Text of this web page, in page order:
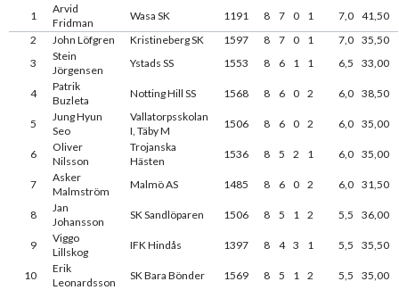
1
Arvid
Fridman
Wasa SK 1191 8 7 0 1 7,0 41,50
2
John Löfgren Kristineberg SK 1597 8 7 0 1 7,0 35,50
3
Stein
Jörgensen
Ystads SS 1553 8 6 1 1 6,5 33,00
4
Patrik
Buzleta
Notting Hill SS 1568 8 6 0 2 6,0 38,50
5
Jung Hyun
Seo
Vallatorpsskolan
I, Täby M
1506 8 6 0 2 6,0 35,00
6
Oliver
Nilsson
Trojanska
Hästen
1536 8 5 2 1 6,0 35,00
7
Asker
Malmström
Malmö AS 1485 8 6 0 2 6,0 31,50
8
Jan
Johansson
SK Sandlöparen 1506 8 5 1 2 5,5 36,00
9
Viggo
Lillskog
IFK Hindås 1397 8 4 3 1 5,5 35,50
10
Erik
Leonardsson
SK Bara Bönder 1569 8 5 1 2 5,5 35,00